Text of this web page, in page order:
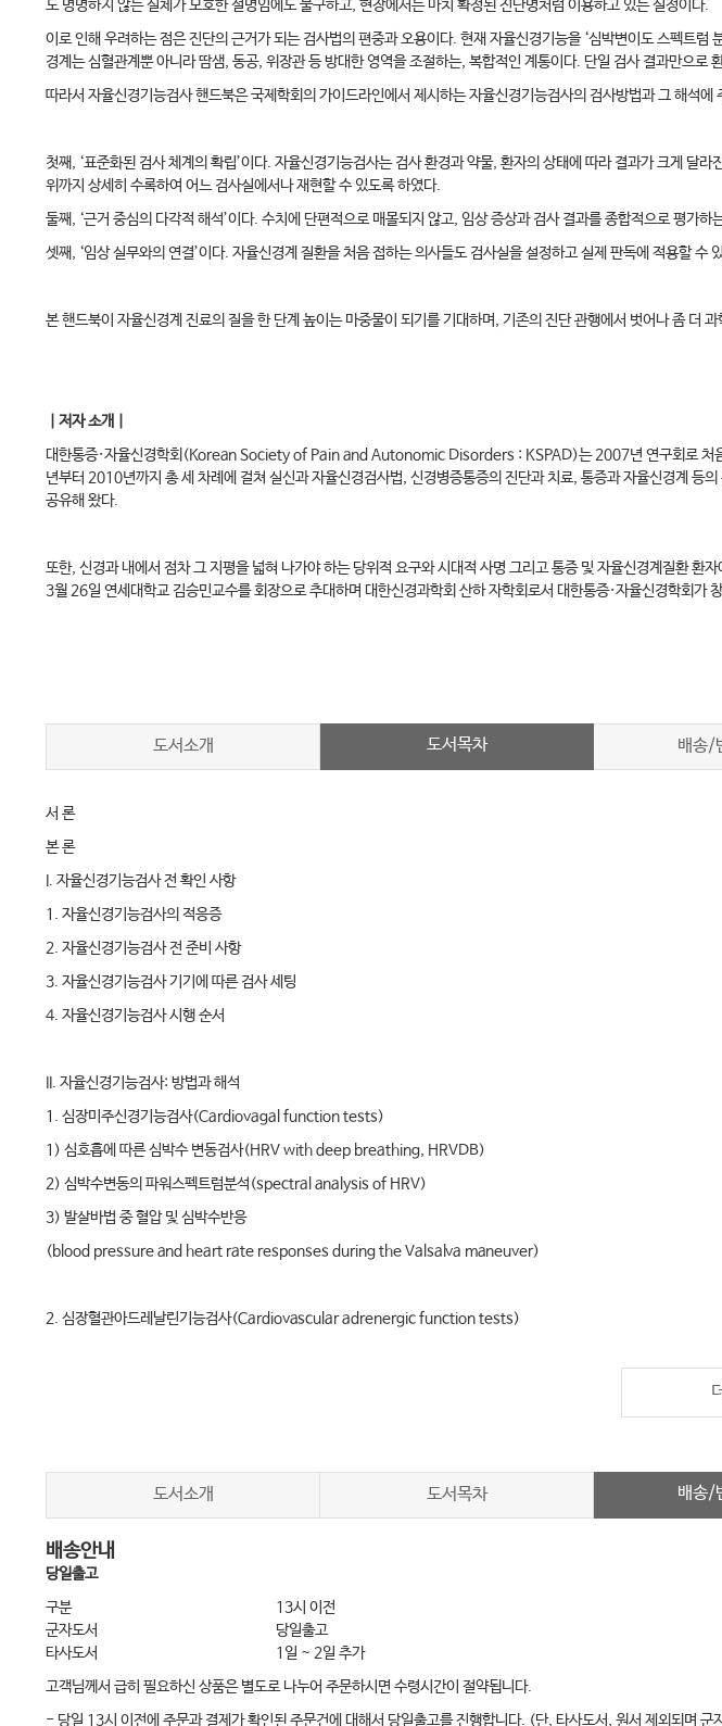
도 명명하지 않는 실체가 모호한 설명임에도 불구하고, 현장에서는 마치 확정된 진단명처럼 이용하고 있는 실정이다.
이로 인해 우려하는 점은 진단의 근거가 되는 검사법의 편중과 오용이다. 현재 자율신경기능을 ‘심박변이도 스
경계는 심혈관계뿐 아니라 땀샘, 동공, 위장관 등 방대한 영역을 조절하는, 복합적인 계통이다. 단일 검사 결과만으
따라서 자율신경기능검사 핸드북은 국제학회의 가이드라인에서 제시하는 자율신경기능검사의 검사방법과 그 해석
첫째, ‘표준화된 검사 체계의 확립’이다. 자율신경기능검사는 검사 환경과 약물, 환자의 상태에 따라 결과가 크게 달
위까지 상세히 수록하여 어느 검사실에서나 재현할 수 있도록 하였다.
둘째, ‘근거 중심의 다각적 해석’이다. 수치에 단편적으로 매몰되지 않고, 임상 증상과 검사 결과를 종합적으로 평가
셋째, ‘임상 실무와의 연결’이다. 자율신경계 질환을 처음 접하는 의사들도 검사실을 설정하고 실제 판독에 적용할 수
본 핸드북이 자율신경계 진료의 질을 한 단계 높이는 마중물이 되기를 기대하며, 기존의 진단 관행에서 벗어나 좀 더
｜저자 소개｜
대한통증·자율신경학회(Korean Society of Pain and Autonomic Disorders : KSPAD)는 2007년 연구회로 처음
년부터 2010년까지 총 세 차례에 걸쳐 실신과 자율신경검사법, 신경병증통증의 진단과 치료, 통증과 자율신경계 등
공유해 왔다.
또한, 신경과 내에서 점차 그 지평을 넓혀 나가야 하는 당위적 요구와 시대적 사명 그리고 통증 및 자율신경계질환
3월 26일 연세대학교 김승민교수를 회장으로 추대하며 대한신경과학회 산하 자학회로서 대한통증·자율신경학회가
도서소개 도서목차 배송/
서 론
본 론
I. 자율신경기능검사 전 확인 사항
1. 자율신경기능검사의 적응증
2. 자율신경기능검사 전 준비 사항
3. 자율신경기능검사 기기에 따른 검사 세팅
4. 자율신경기능검사 시행 순서
II. 자율신경기능검사: 방법과 해석
1. 심장미주신경기능검사(Cardiovagal function tests)
1) 심호흡에 따른 심박수 변동검사(HRV with deep breathing, HRVDB)
2) 심박수변동의 파워스펙트럼분석(spectral analysis of HRV)
3) 발살바법 중 혈압 및 심박수반응
(blood pressure and heart rate responses during the Valsalva maneuver)
2. 심장혈관아드레날린기능검사(Cardiovascular adrenergic function tests)
1) 교감피부반응검사(sympathetic skin reflex)
2) 정량땀샘자극축삭반사검사(quantitative sudomotor axon reflex test, QSART)
3) 아이오딘-녹말검사(iodine-starch test)
4. 기타 검사
1) 혈장 카테콜아민 검사(plasma catecholamine test)
도서소개 도서목차 배송/
배송안내
당일출고
구분
13시 이전
군자도서
당일출고
타사도서
1일 ~ 2일 추가
고객님께서 급히 필요하신 상품은 별도로 나누어 주문하시면 수령시간이 절약됩니다.
- 당일 13시 이전에 주문과 결제가 확인된 주문건에 대해서 당일출고를 진행합니다. (단, 타사도서, 원서 제외되며